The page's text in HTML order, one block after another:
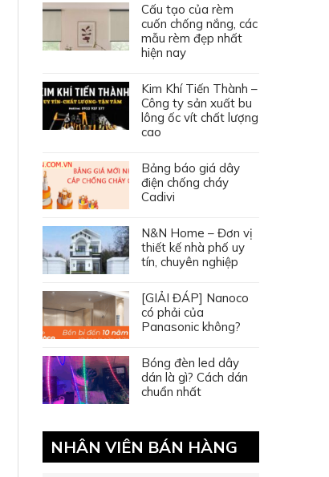
Cấu tạo của rèm
cuốn chống nắng, các
mẫu rèm đẹp nhất
hiện nay
Kim Khí Tiến Thành –
Công ty sản xuất bu
lông ốc vít chất lượng
cao
Bảng báo giá dây
điện chống cháy
Cadivi
N&N Home – Đơn vị
thiết kế nhà phố uy
tín, chuyên nghiệp
[GIẢI ĐÁP] Nanoco
có phải của
Panasonic không?
Bóng đèn led dây
dán là gì? Cách dán
chuẩn nhất
NHÂN VIÊN BÁN HÀNG